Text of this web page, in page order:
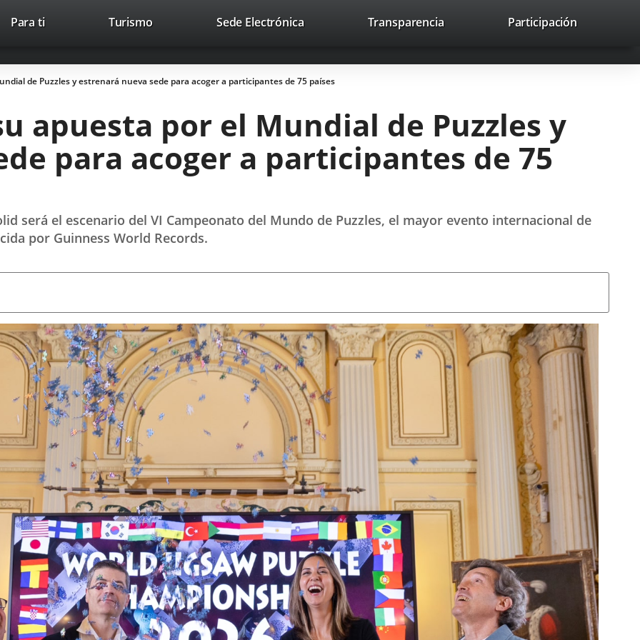
Trabaja con nosotros Contacto avaHeaderSocial
Enlace
una
Enlace
una
Enlace
una
Recherche
Para ti TurismoEste
abrirá
en
nueva.
Sede ElectrónicaEnlace
aplicación
externa.
Transparencia Participación
de Puzzles y estrenará nueva sede para acoger a participantes de 75 países
apuesta por el Mundial de Puzzles y
para acoger a participantes de 75
será el escenario del VI Campeonato del Mundo de Puzzles, el mayor evento internacional de
por Guinness World Records.